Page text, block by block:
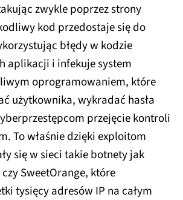
zwykle poprzez strony
kod przedostaje się do
błędy w kodzie
aplikacji i infekuje system
oprogramowaniem, które
użytkownika, wykradać hasła
przejęcie kontroli
To właśnie dzięki exploitom
się w sieci takie botnety jak
SweetOrange, które
tysięcy adresów IP na całym